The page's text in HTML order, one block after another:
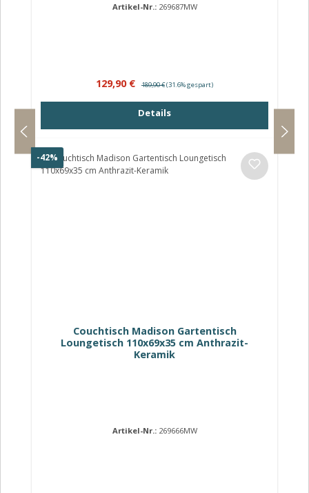
Artikel-Nr.: 269687MW
Verkaufspreis:
129,90 € Regulärer Preis:
189,90 €(31.6% gespart)
Details
-42% Rabatt
Couchtisch Madison Gartentisch
Loungetisch 110x69x35 cm Anthrazit-
Keramik
Artikel-Nr.: 269666MW